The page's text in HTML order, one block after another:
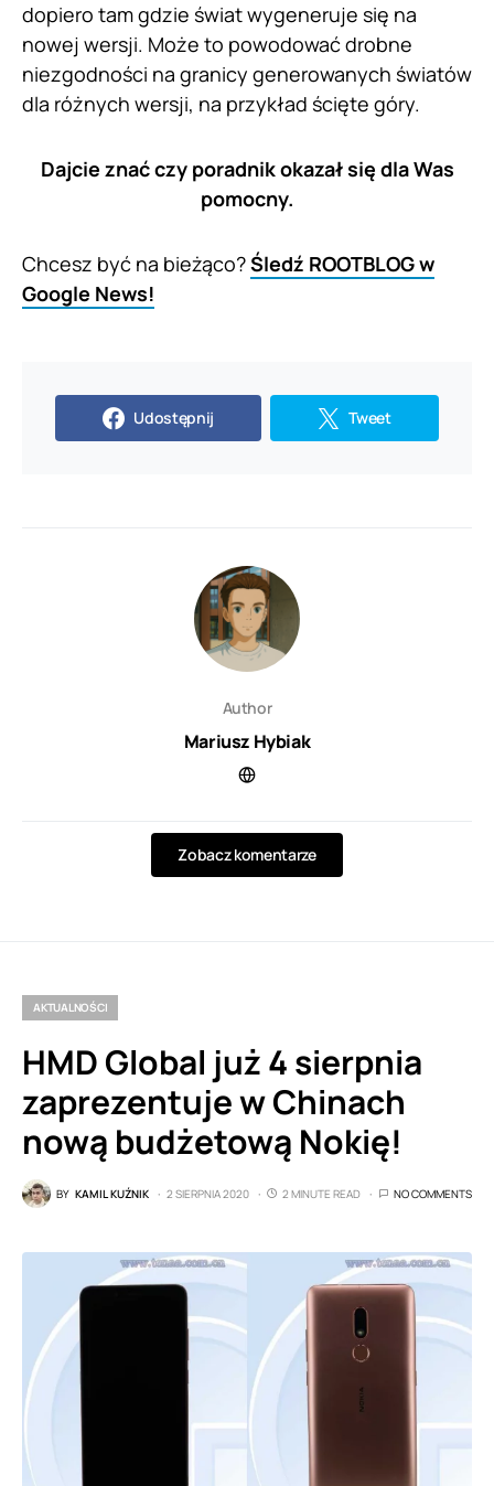
dopiero tam gdzie świat wygeneruje się na
nowej wersji. Może to powodować drobne
niezgodności na granicy generowanych światów
dla różnych wersji, na przykład ścięte góry.
Dajcie znać czy poradnik okazał się dla Was
pomocny.
Chcesz być na bieżąco?Śledź ROOTBLOG w
Google News!
Udostępnij Tweet
Author
Mariusz Hybiak
Zobacz komentarze
AKTUALNOŚCI
HMD Global już 4 sierpnia
zaprezentuje w Chinach
nową budżetową Nokię!
BY KAMIL KUŹNIK 2 SIERPNIA 2020 2 MINUTE READ NO COMMENTS